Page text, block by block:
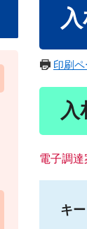
印刷
入
電子調達
キ